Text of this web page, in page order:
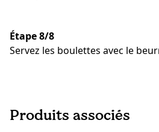
Étape 8/8
Servez les boulettes avec le
Produits associés